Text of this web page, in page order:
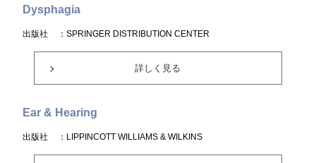
Dysphagia
出版社 ：SPRINGER DISTRIBUTION CENTER
詳しく見る
Ear & Hearing
出版社 ：LIPPINCOTT WILLIAMS & WILKINS